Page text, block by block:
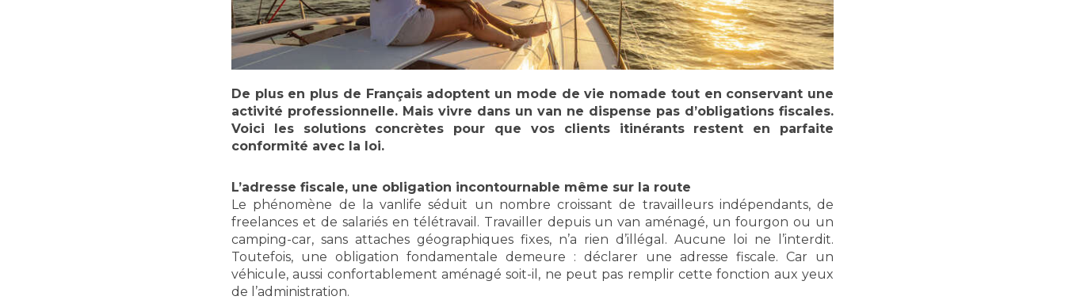
De plus en plus de Français adoptent un mode de vie nomade tout en conservant une
activité professionnelle. Mais vivre dans un van ne dispense pas d’obligations fiscales.
Voici les solutions concrètes pour que vos clients itinérants restent en parfaite
conformité avec la loi.
L’adresse fiscale, une obligation incontournable même sur la route
Le phénomène de la vanlife séduit un nombre croissant de travailleurs indépendants, de
freelances et de salariés en télétravail. Travailler depuis un van aménagé, un fourgon ou un
camping-car, sans attaches géographiques fixes, n’a rien d’illégal. Aucune loi ne l’interdit.
Toutefois, une obligation fondamentale demeure : déclarer une adresse fiscale. Car un
véhicule, aussi confortablement aménagé soit-il, ne peut pas remplir cette fonction aux yeux
de l’administration.